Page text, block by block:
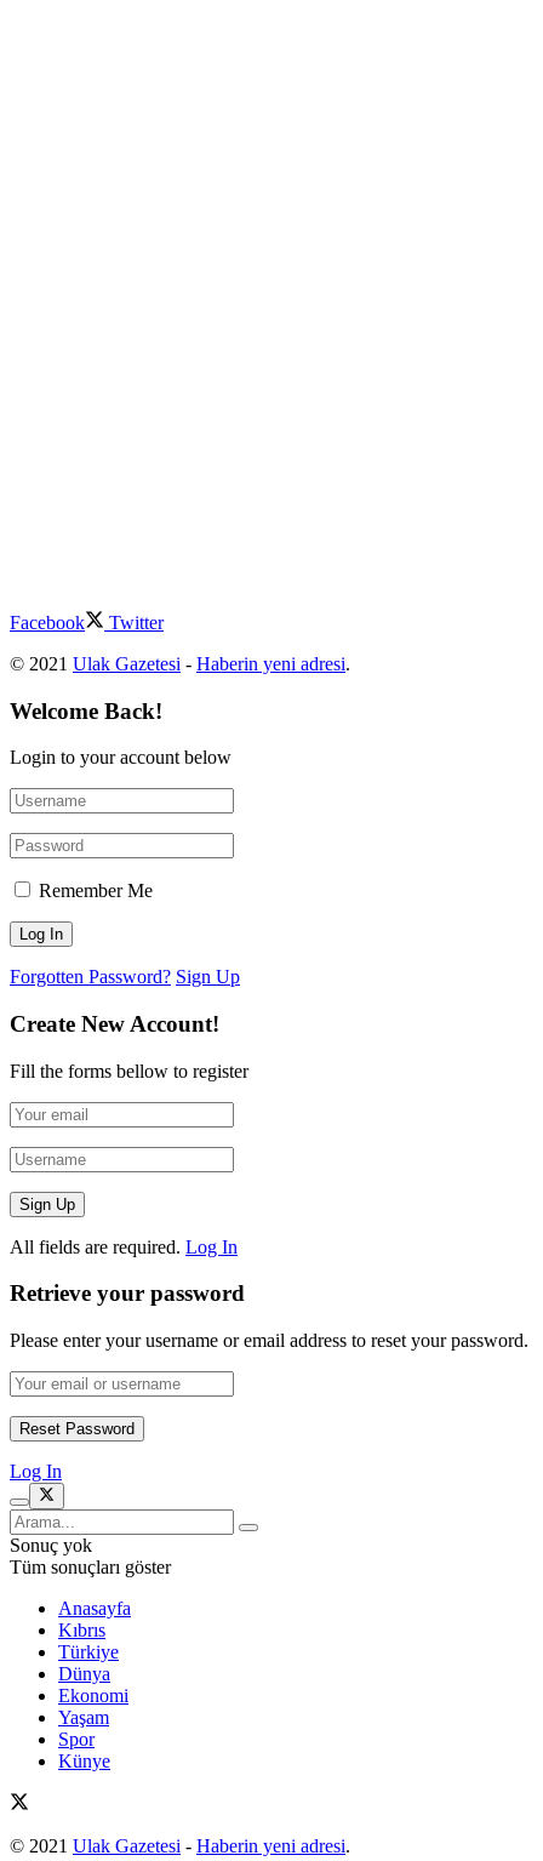
Facebook
Twitter
© 2021 Ulak Gazetesi - Haberin yeni adresi.
Welcome Back!
Login to your account below
Remember Me
Forgotten Password? Sign Up
Create New Account!
Fill the forms bellow to register
All fields are required. Log In
Retrieve your password
Please enter your username or email address to reset your password.
Log In
Sonuç yok
Tüm sonuçları göster
Anasayfa
Kıbrıs
Türkiye
Dünya
Ekonomi
Yaşam
Spor
Künye
© 2021 Ulak Gazetesi - Haberin yeni adresi.